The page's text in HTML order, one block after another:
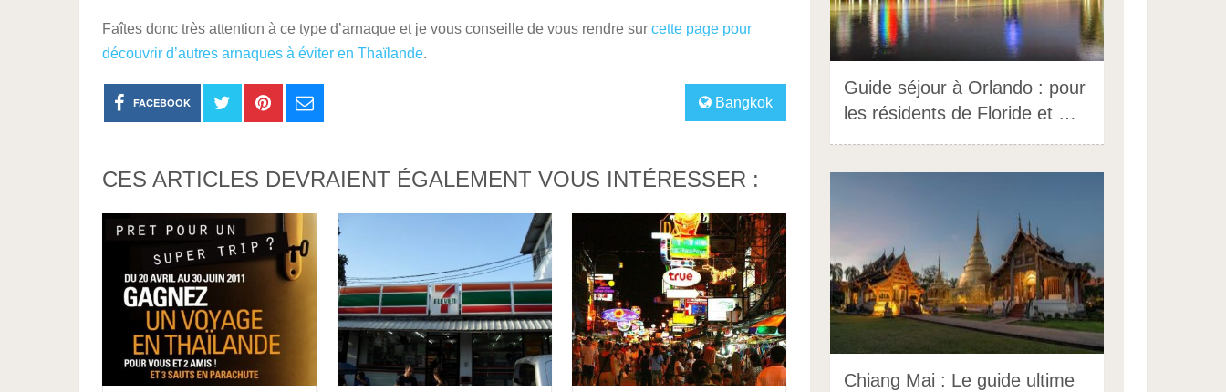
Faîtes donc très attention à ce type d’arnaque et je vous conseille de vous rendre sur cette page pour
découvrir d’autres arnaques à éviter en Thaïlande.
Bangkok
FACEBOOK
CES ARTICLES DEVRAIENT ÉGALEMENT VOUS INTÉRESSER :
Guide séjour à Orlando : pour
les résidents de Floride et …
Chiang Mai : Le guide ultime